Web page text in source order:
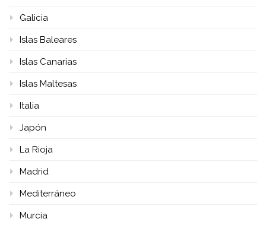
Galicia
Islas Baleares
Islas Canarias
Islas Maltesas
Italia
Japón
La Rioja
Madrid
Mediterráneo
Murcia